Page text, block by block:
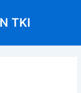
TKI